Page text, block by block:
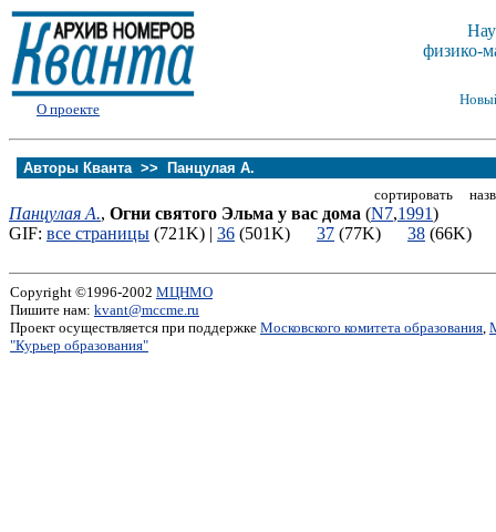
О проекте
физико-
Авторы Кванта >>
Панцулая А.
сортировать
Панцулая А., Огни святого Эльма у вас дома (N7,1991)
GIF: все страницы (721K) | 36 (501K) 37 (77K) 38
Copyright ©1996-2002 МЦНМО
Пишите нам: kvant@mccme.ru
Проект осуществляется при поддержке Московского комитета образования,
"Курьер образования"